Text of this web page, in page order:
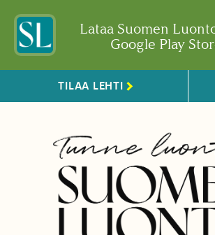
Lataa Suomen
Google Play
TILAA LEHTI